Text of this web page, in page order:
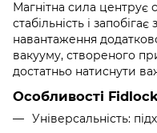
Магнітна сила центрує
стабільність і
навантаження
вакууму, створеного
достатньо натиснути
Особливості
Універсальність: